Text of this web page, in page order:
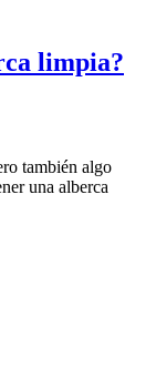
limpia?
también algo
una alberca